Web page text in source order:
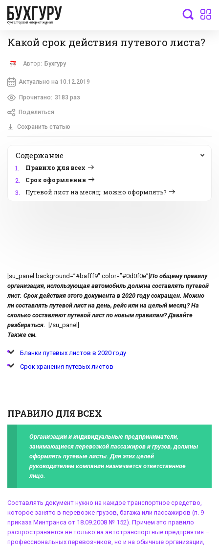
бухгалтерский интернет-журнал
Какой срок действия путевого листа?
Автор: Бухгуру
Актуально на 10.12.2019
Прочитано: 3183 раз
Поделиться
Сохранить статью
Содержание
1.
Правило для всех
2.
Срок оформления
3.
Путевой лист на месяц: можно оформлять?
[su_panel background=”#bafff9″ color=”#0d0f0e”] По общему правилу
организация, использующая автомобиль должна составлять путевой
лист. Срок действия этого документа в 2020 году сокращен. Можно
ли составлять путевой лист на день, рейс или на целый месяц? На
сколько составляют путевой лист по новым правилам? Давайте
разбираться.
[/su_panel]
Также см.
Бланки путевых листов в 2020 году
Срок хранения путевых листов
ПРАВИЛО ДЛЯ ВСЕХ
Организации и индивидуальные предприниматели,
занимающиеся перевозкой пассажиров и грузов, должны
оформлять путевые листы. Для этих целей
руководителем компании назначается ответственное
лицо.
Составлять документ нужно на каждое транспортное средство,
которое занято в перевозке грузов, багажа или пассажиров (п. 9
приказа Минтранса от 18.09.2008 № 152). Причем это правило
распространяется не только на автотранспортные предприятия –
профессиональных перевозчиков, но и на обычные организации,